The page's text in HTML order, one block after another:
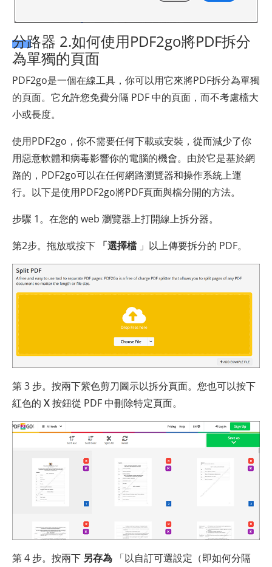
分路器 2.如何使用PDF2go將PDF拆分
為單獨的頁面
PDF2go是一個在線工具，你可以用它來將PDF拆分為單獨
的頁面。它允許您免費分隔 PDF 中的頁面，而不考慮檔大
小或長度。
使用PDF2go，你不需要任何下載或安裝，從而減少了你
用惡意軟體和病毒影響你的電腦的機會。由於它是基於網
路的，PDF2go可以在任何網路瀏覽器和操作系統上運
行。以下是使用PDF2go將PDF頁面與檔分開的方法。
步驟 1。在您的 web 瀏覽器上打開線上拆分器。
第2步。拖放或按下 「選擇檔 」以上傳要拆分的 PDF。
第 3 步。按兩下紫色剪刀圖示以拆分頁面。您也可以按下
紅色的 X按鈕從 PDF 中刪除特定頁面。
第 4 步。按兩下 另存為 「以自訂可選設定（即如何分隔